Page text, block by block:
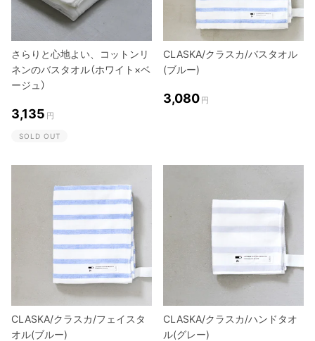
さらりと心地よい、コットンリ
ネンのバスタオル（ホワイト×ベ
ージュ）
3,135 円
SOLD OUT
CLASKA/クラスカ/バスタオル
(ブルー)
3,080 円
CLASKA/クラスカ/フェイスタ
オル(ブルー)
CLASKA/クラスカ/ハンドタオ
ル(グレー)